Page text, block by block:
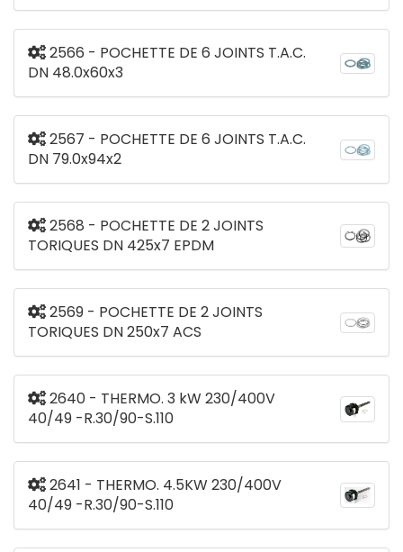
2566 - POCHETTE DE 6 JOINTS T.A.C.
DN 48.0x60x3
2567 - POCHETTE DE 6 JOINTS T.A.C.
DN 79.0x94x2
2568 - POCHETTE DE 2 JOINTS
TORIQUES DN 425x7 EPDM
2569 - POCHETTE DE 2 JOINTS
TORIQUES DN 250x7 ACS
2640 - THERMO. 3 kW 230/400V
40/49 -R.30/90-S.110
2641 - THERMO. 4.5KW 230/400V
40/49 -R.30/90-S.110